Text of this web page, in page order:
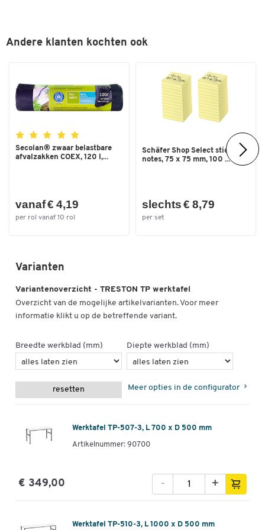
Systeem TP
Kleuren
lichtgrijs RAL 7035
Afmetingen
Andere klanten kochten ook
Secolan® zwaar belastbare
afvalzakken COEX, 120 l,...
vanaf € 4,19
per rol vanaf 10 rol
Schäfer Shop Select sticky
notes, 75 x 75 mm, 100 ...
slechts € 8,79
per set
Varianten
Variantenoverzicht - TRESTON TP werktafel
Overzicht van de mogelijke artikelvarianten. Voor meer
informatie klikt u op de betreffende variant.
Breedte werkblad (mm) Diepte werkblad (mm)
resetten Meer opties in de configurator
Werktafel TP-507-3, L 700 x D 500 mm
Artikelnummer: 90700
€ 349,00 +
-
Werktafel TP-510-3, L 1000 x D 500 mm